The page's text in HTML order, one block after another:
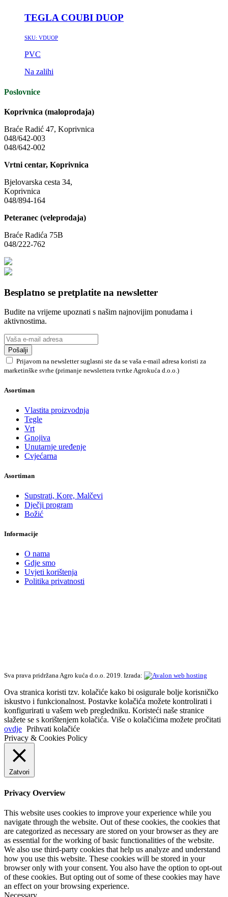
TEGLA COUBI DUOP
SKU: VDUOP
PVC
Na zalihi
Poslovnice
Koprivnica (maloprodaja)
Braće Radić 47, Koprivnica
048/642-003
048/642-002
Vrtni centar, Koprivnica
Bjelovarska cesta 34,
Koprivnica
048/894-164
Peteranec (veleprodaja)
Braće Radića 75B
048/222-762
Besplatno se pretplatite na newsletter
Budite na vrijeme upoznati s našim najnovijim ponudama i
aktivnostima.
Pošalji
Prijavom na newsletter suglasni ste da se vaša e-mail adresa koristi za
marketinške svrhe (primanje newslettera tvrtke Agrokuća d.o.o.)
Asortiman
Vlastita proizvodnja
Tegle
Vrt
Gnojiva
Unutarnje uređenje
Cvjećarna
Asortiman
Supstrati, Kore, Malčevi
Dječji program
Božić
Informacije
O nama
Gdje smo
Uvjeti korištenja
Politika privatnosti
Sva prava pridržana Agro kuća d.o.o. 2019. Izrada:
Ova stranica koristi tzv. kolačiće kako bi osigurale bolje korisničko
iskustvo i funkcionalnost. Postavke kolačića možete kontrolirati i
konfigurirati u vašem web pregledniku. Koristeći naše stranice
slažete se s korištenjem kolačića. Više o kolačićima možete pročitati
ovdje Prihvati kolačiće
Privacy & Cookies Policy
Zatvori
Privacy Overview
This website uses cookies to improve your experience while you
navigate through the website. Out of these cookies, the cookies that
are categorized as necessary are stored on your browser as they are
as essential for the working of basic functionalities of the website.
We also use third-party cookies that help us analyze and understand
how you use this website. These cookies will be stored in your
browser only with your consent. You also have the option to opt-out
of these cookies. But opting out of some of these cookies may have
an effect on your browsing experience.
Necessary